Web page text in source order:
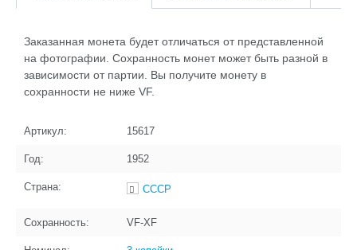
Заказанная монета будет отличаться от представленной
на фотографии. Сохранность монет может быть разной в
зависимости от партии. Вы получите монету в
сохранности не ниже VF.
Артикул: 15617
Год: 1952
Страна: СССР
Сохранность: VF-XF